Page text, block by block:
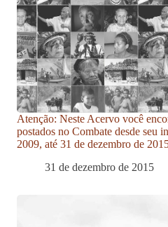
Atenção: Neste Acervo você
postados no Combate desde seu
2009, até 31 de dezembro de
31 de dezembro de 2015